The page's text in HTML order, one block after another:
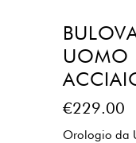
UOMO
€229.00
Orologio da